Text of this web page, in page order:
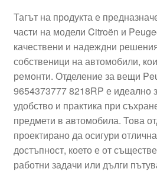
Количка
Контакт
Моята сметка
Плащанията
Политика за поверителност
Тагът на продукта е
части на модели Citroën и
качествени и надеждни
собственици на автомобили,
ремонти. Отделение за вещи
9654373777 8218RP е идеално
удобство и практика при
предмети в автомобила. Това
проектирано да осигури
достъпност, което е от
работни задачи или дълги